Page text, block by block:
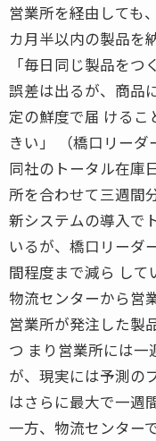
営業所を経由しても
カ月半以内の製品を
「毎日同じ製品を
誤差は出るが、商品
定の鮮度で届 ける
きい」 （橋口リーダ
同社のトータル在庫
所を合わせて三週間
新システムの導入で
いるが、橋口リーダ
間程度まで減ら して
物流センターから営
営業所が発注した製
つ まり営業所には
が、現実には予測の
はさらに最大で一週
一方、物流センター